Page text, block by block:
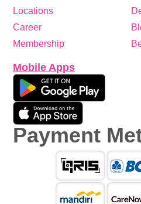
Locations
Career
Membership
Mobile Apps
Payment